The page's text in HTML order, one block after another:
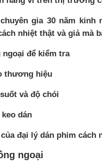
gia 30 năm kinh
nhiệt thật và giả mà
để kiểm tra
thương hiệu
và độ chói
dán
đại lý dán phim cách
ngoại